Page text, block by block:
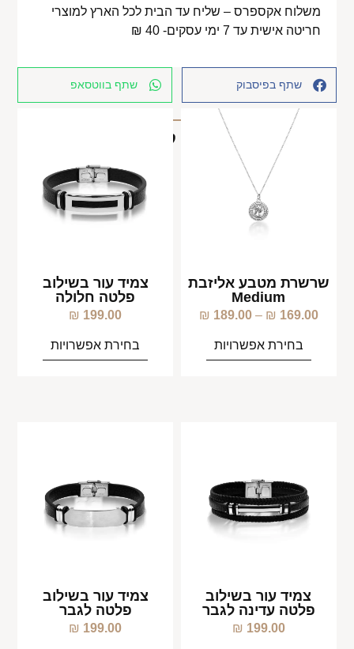
משלוח אקספרס – שליח עד הבית לכל הארץ למוצרי
חריטה אישית עד 7 ימי עסקים- 40 ₪
שתף בפיסבוק שתף בווטסאפ
מוצרים קשורים
שרשרת מטבע אליזבת
Medium
169.00
₪
–
189.00
₪
בחירת אפשרויות
צמיד עור בשילוב
פלטה חלולה
199.00
₪
בחירת אפשרויות
צמיד עור בשילוב
פלטה עדינה לגבר
199.00
₪
צמיד עור בשילוב
פלטה לגבר
199.00
₪